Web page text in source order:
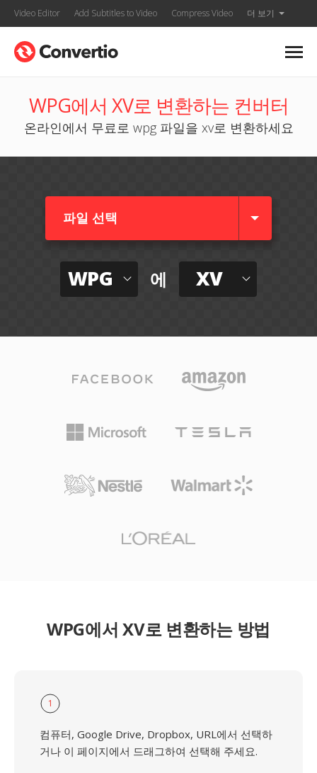
Video Editor Add Subtitles to Video Compress Video 더 보기
WPG에서 XV로 변환하는 컨버터
온라인에서 무료로 wpg 파일을 xv로 변환하세요
파일 선택
WPG 에 XV
WPG에서 XV로 변환하는 방법
1
컴퓨터, Google Drive, Dropbox, URL에서 선택하
거나 이 페이지에서 드래그하여 선택해 주세요.